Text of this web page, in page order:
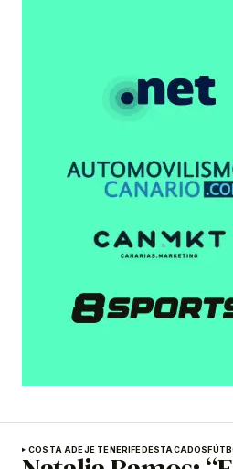
COSTA ADEJE TENERIFEDESTACADOS